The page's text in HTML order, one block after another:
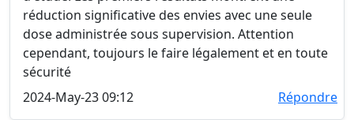
réduction significative des envies avec une seule
dose administrée sous supervision. Attention
cependant, toujours le faire légalement et en toute
sécurité
2024-May-23 09:12
Répondre